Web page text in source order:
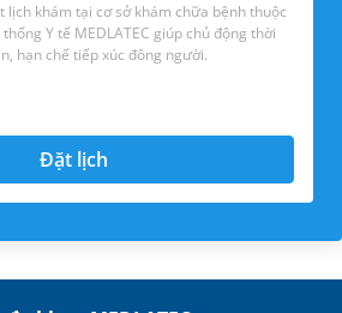
lịch khám tại cơ sở khám chữa bệnh thuộc
thống Y tế MEDLATEC giúp chủ động thời
gian, hạn chế tiếp xúc đông người.
Đặt lịch